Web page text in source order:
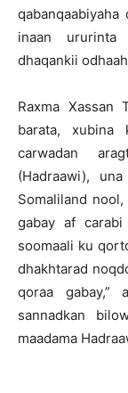
qabanqaabiyaha
inaan ururinta
dhaqankii
Raxma Xassan
barata,
carwadan
(Hadraawi),
Somaliland
gabay af
soomaali ku
dhakhtarad
qoraa gabay,”
sannadkan
maadama